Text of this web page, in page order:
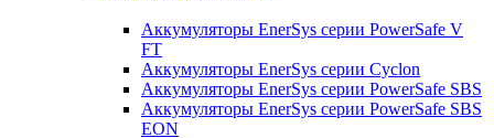
Аккумуляторы EnerSys серии PowerSafe V
FT
Аккумуляторы EnerSys серии Cyclon
Аккумуляторы EnerSys серии PowerSafe SBS
Аккумуляторы EnerSys серии PowerSafe SBS
EON